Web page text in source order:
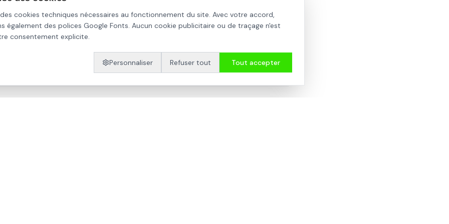
les motifs de refus et vous propose la meilleure stratégie : modification du
cookies techniques nécessaires au fonctionnement du site. Avec votre accord,
également des polices Google Fonts. Aucun cookie publicitaire ou de traçage n'est
consentement explicite.
Personnaliser Refuser tout Tout accepter